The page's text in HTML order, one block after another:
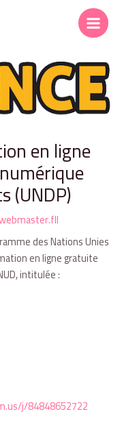
en ligne
(UNDP)
des Nations Unies
en ligne gratuite
intitulée :
j/84848652722